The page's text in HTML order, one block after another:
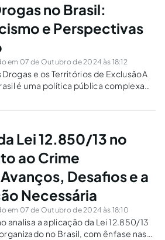
no Brasil:
e Perspectivas
em 07 de Outubro de 2024 às 18:12
Drogas e os Territórios de ExclusãoA
é uma política pública complexa
vulneráveis, principalmente
Lei 12.850/13 no
ao Crime
Desafios e a
Necessária
em 07 de Outubro de 2024 às 18:10
analisa a aplicação da Lei 12.850/13
no Brasil, com ênfase nas